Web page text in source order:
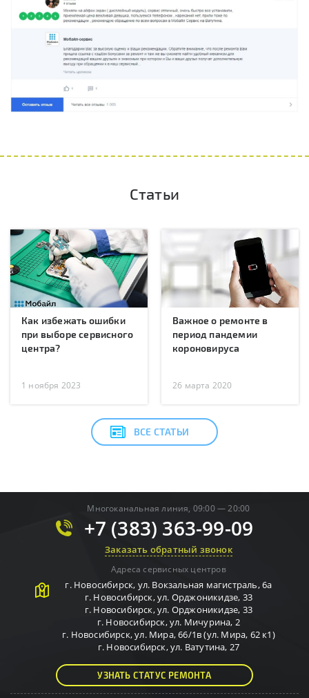
Статьи
Как избежать ошибки
при выборе сервисного
центра?
1 ноября 2023
Важное о ремонте в
период пандемии
короновируса
26 марта 2020
ВСЕ СТАТЬИ
Многоканальная линия, 09:00 — 20:00
+7 (383) 363-99-09
Заказать обратный звонок
Адреса сервисных центров
г. Новосибирск, ул. Вокзальная магистраль, 6а
г. Новосибирск,ул. Орджоникидзе, 33
г. Новосибирск,ул. Орджоникидзе, 33
г. Новосибирск,ул. Мичурина, 2
г. Новосибирск,ул. Мира, 66/1в (ул. Мира, 62 к1)
г. Новосибирск,ул. Ватутина, 27
УЗНАТЬ СТАТУС РЕМОНТА